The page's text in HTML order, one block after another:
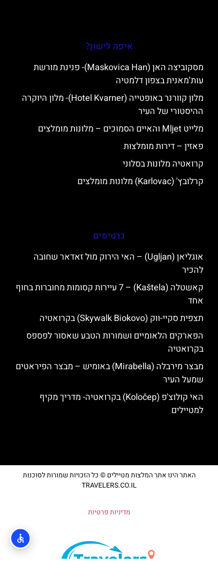
איפה לישון?
מסקוביצה האן (Maskovica Han)- פנינת מורשת
עות’מאנית בצפון דלמטיה
מלון קוורנר באופטייה (Hotel Kvarner)- מלון היוקרה
ההיסטורי של העיר
מלייט Mljet והאיים הסמוכים – מלונות מומלצים
פאזין – דירות מומלצות
קרואטיה מלונות בסלוני
קרלובץ' (Karlovac) מלונות מומלצים
כרטיסים
אוגליאן (Ugljan) – האי הירוק מול זאדאר שחובה
להכיר
קאשטלה (Kaštela) – 7 עיירות קסומות מחוברות בחוף
אחד
תצפית סקיי-ווק (Skywalk Biokovo) בקרואטיה
הפארקים הלאומיים ושמורות הטבע שאסור לפספס
בקרואטיה
מבצר מירבלה (Mirabella) באומיש – מבצר הפיראטים
שמעל העיר
האי קולוצ'פ (Koločep) בקרואטיה- מדריך מקיף
למטיילים
האתר הינו אתר המלצות מטיילים © כל הזכויות שמורות לסוכנות
TRAVELERS.CO.IL
מדיניות פרטיות